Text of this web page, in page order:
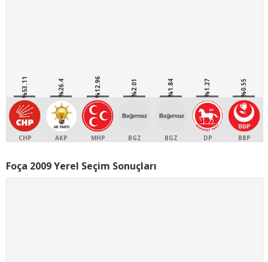
%53.11
CHP
%26.4
AKP
%12.96
MHP
%2.01
BGZ
%1.84
BGZ
%1.27
DP
%0.55
BBP
Foça 2009 Yerel Seçim Sonuçları